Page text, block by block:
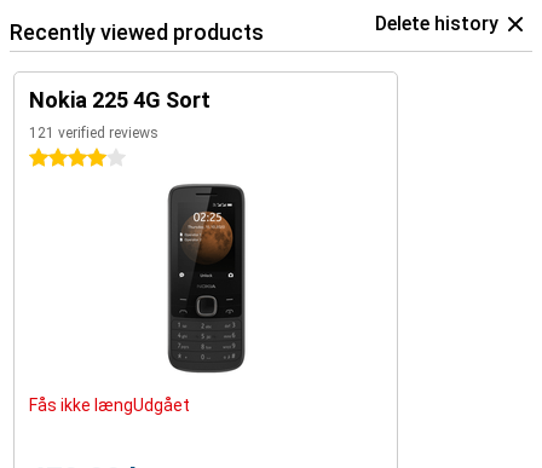
Recently viewed products Delete history
Nokia 225 4G Sort
121 verified reviews
4 stars
Fås ikke længUdgået